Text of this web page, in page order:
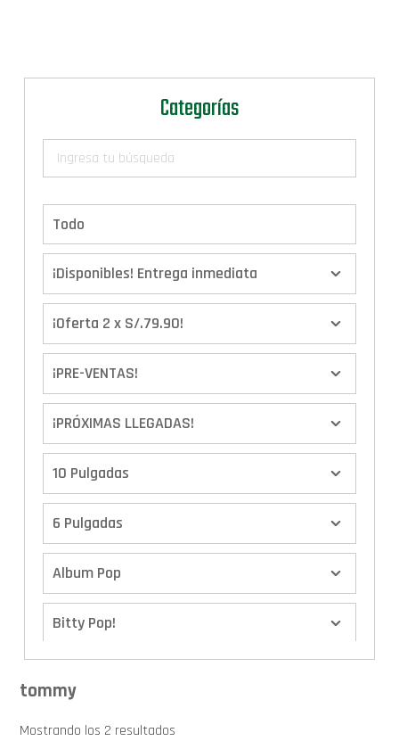
Categorías
Todo
¡Disponibles! Entrega inmediata
¡Oferta 2 x S/.79.90!
¡PRE-VENTAS!
¡PRÓXIMAS LLEGADAS!
10 Pulgadas
6 Pulgadas
Album Pop
Bitty Pop!
Calendario de Adviento
tommy
Mostrando los 2 resultados